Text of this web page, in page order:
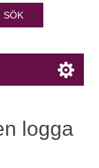
SÖK
logga